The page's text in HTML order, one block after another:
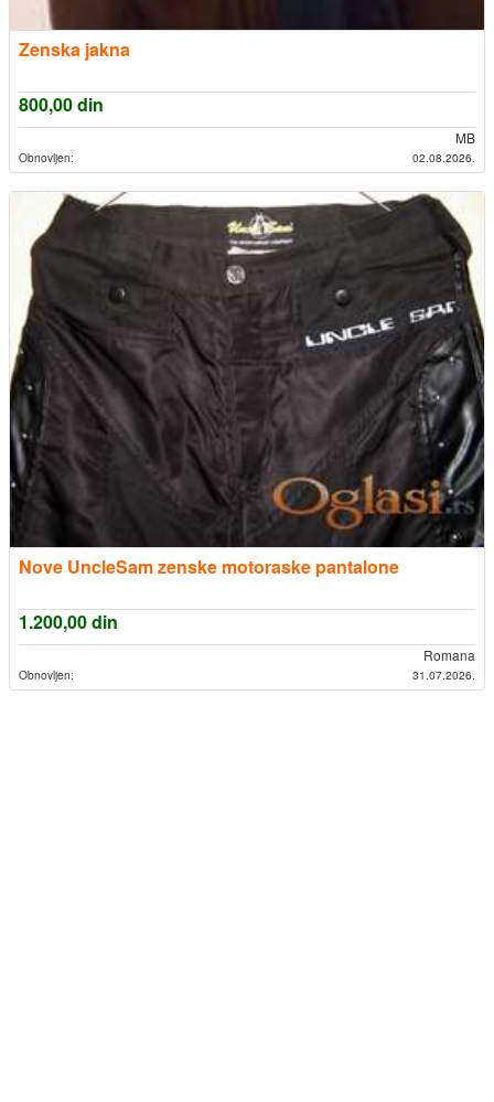
Zenska jakna
800,00din
MB
Obnovljen: 02.08.2026.
Nove UncleSam zenske motoraske pantalone
1.200,00din
Romana
Obnovljen: 31.07.2026.